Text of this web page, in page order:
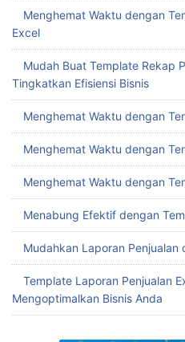
Menghemat Waktu dengan
Excel
Mudah Buat Template Rekap
Tingkatkan Efisiensi Bisnis
Menghemat Waktu dengan
Menghemat Waktu dengan
Menghemat Waktu dengan
Menabung Efektif dengan
Mudahkan Laporan Penjualan
Template Laporan Penjualan
Mengoptimalkan Bisnis Anda